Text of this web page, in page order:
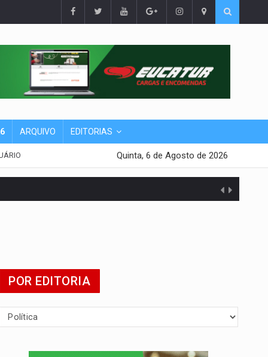
ARQUIVO EDITORIAS
Quinta, 6 de Agosto de 2026
POR EDITORIA